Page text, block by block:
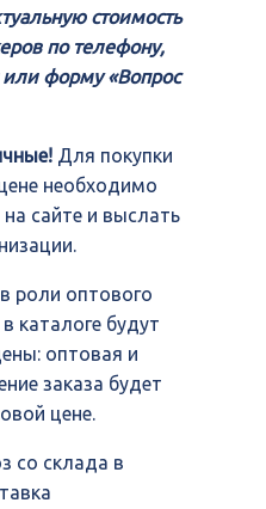
стоимость
по телефону,
форму «Вопрос
Для покупки
необходимо
на сайте и выслать
роли оптового
каталоге будут
оптовая и
заказа будет
цене.
со склада в